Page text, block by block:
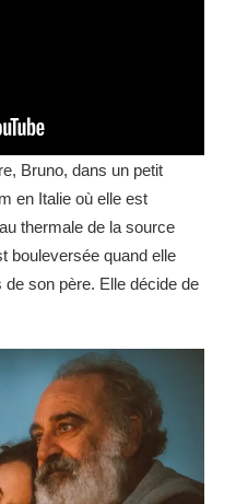
Bruno, dans un petit
en Italie où elle est
thermale de la source
bouleversée quand elle
son père. Elle décide de